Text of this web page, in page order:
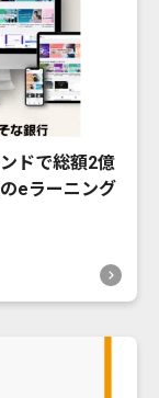
ドで総額2億
eラーニング